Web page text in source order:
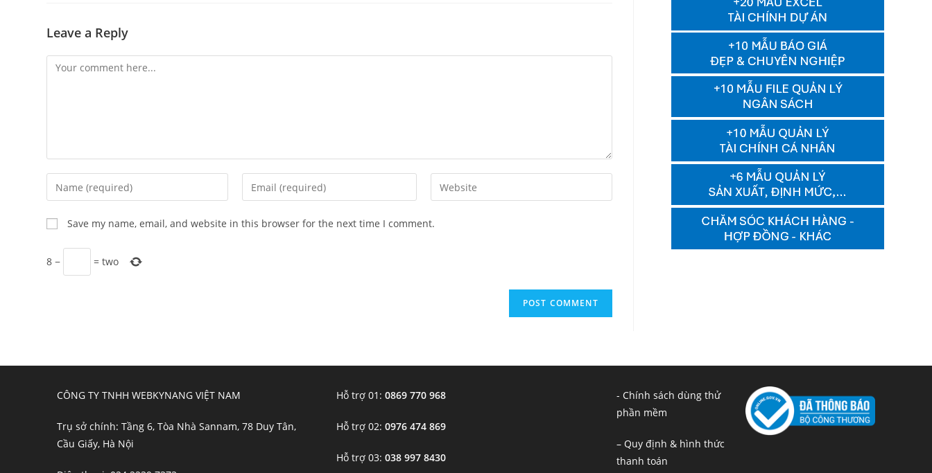
Leave a Reply
Comment
Enter
your
name
or
username
to
Enter
your
Enter
your
Save my name, email, and website in this browser for the next time I comment.
8 − =two
CÔNG TY TNHH WEBKYNANG VIỆT NAM
Trụ sở chính: Tầng 6, Tòa Nhà Sannam, 78 Duy Tân,
Cầu Giấy, Hà Nội
Hỗ trợ 01:0869 770 968
Hỗ trợ 02:0976 474 869
Hỗ trợ 03:038 997 8430
- Chính sách dùng thử
phần mềm
– Quy định & hình thức
thanh toán